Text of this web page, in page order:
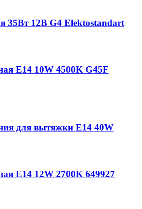
35Вт 12В G4 Elektostandart
E14 10W 4500K G45F
для вытяжки Е14 40W
E14 12W 2700K 649927